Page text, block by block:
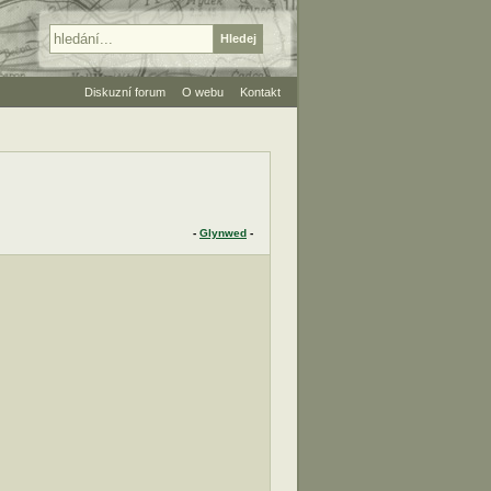
- Glynwed -
Diskuzní forum O webu Kontakt